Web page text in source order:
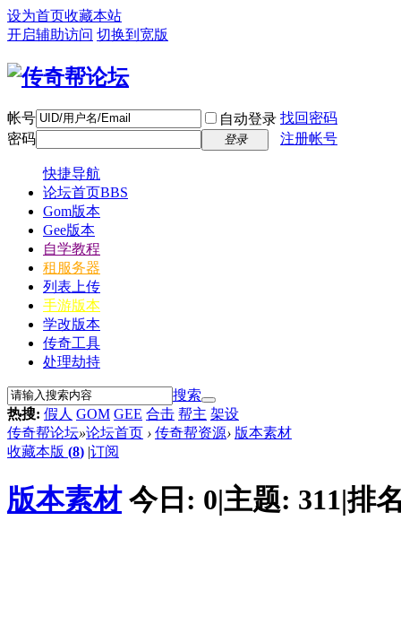
设为首页收藏本站
开启辅助访问 切换到宽版
帐号 自动登录 找回密码
密码
登录 注册帐号
快捷导航
论坛首页BBS
Gom版本
Gee版本
自学教程
租服务器
列表上传
手游版本
学改版本
传奇工具
处理劫持
搜索
热搜: 假人 GOM GEE 合击 帮主 架设
传奇帮论坛»论坛首页 › 传奇帮资源› 版本素材
收藏本版 (8) |订阅
版本素材 今日: 0|主题: 311|排